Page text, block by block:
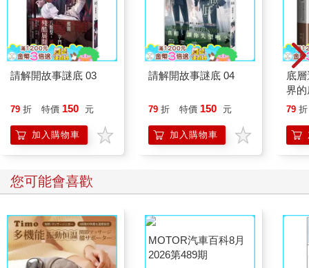
●腰果奶
〔食材〕
生腰果 1杯（125g），用兩倍冷水浸泡隔夜，或至少2～4小時
過濾水 4杯（800g）
〔食材〕
即食燕麥片 1杯（75g）
過濾水 4杯（800g）
1.倒掉浸泡的水，將生果仁清洗乾淨。如有需要，可輕搓杏仁，
2.將其與過濾水一起放進果汁機內，用高速攪打，攪打時間視果
汁機馬力和果仁硬度而定，將其打至綿密濃稠且無顆粒即可。杏
仁約2分鐘；腰果約1分鐘；燕麥片約30秒。
請解開故事謎底 03
79 折 特價 150 元
加入購物車
請解開故事謎底 04
79 折 特價 150 元
加入購物車
底
界
79 折
您可能會喜歡
MOTOR汽車百科8月
2026第489期